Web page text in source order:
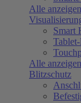
Alle anzeigen
Smart
Alle anzeigen
Blitzschutz